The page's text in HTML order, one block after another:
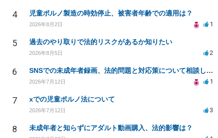
4 児童ポルノ製造の時効停止、被害者年齢での適用は？
2026年8月2日 1
5 過去のやり取りで法的リスクがあるか知りたい
2026年8月5日 2
6 SNSでの未成年者録画、法的問題と対応策について相談したい
2026年7月12日 1
7 xでの児童ポルノ法について
2026年7月12日 3
8 未成年者と知らずにアダルト動画購入、法的影響は？